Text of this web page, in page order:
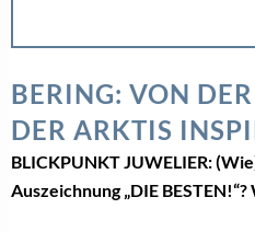
BERING: VON
DER ARKTIS
BLICKPUNKT JUWELIER:
Auszeichnung „DIE